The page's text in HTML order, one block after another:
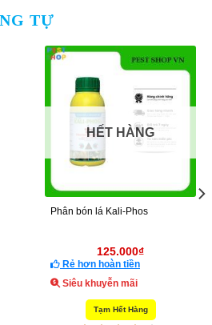
TỰ
HẾT HÀNG
Phân bón lá Kali-Phos
125.000₫
Rẻ hơn hoàn tiền
Siêu khuyễn mãi
Tạm Hết Hàng